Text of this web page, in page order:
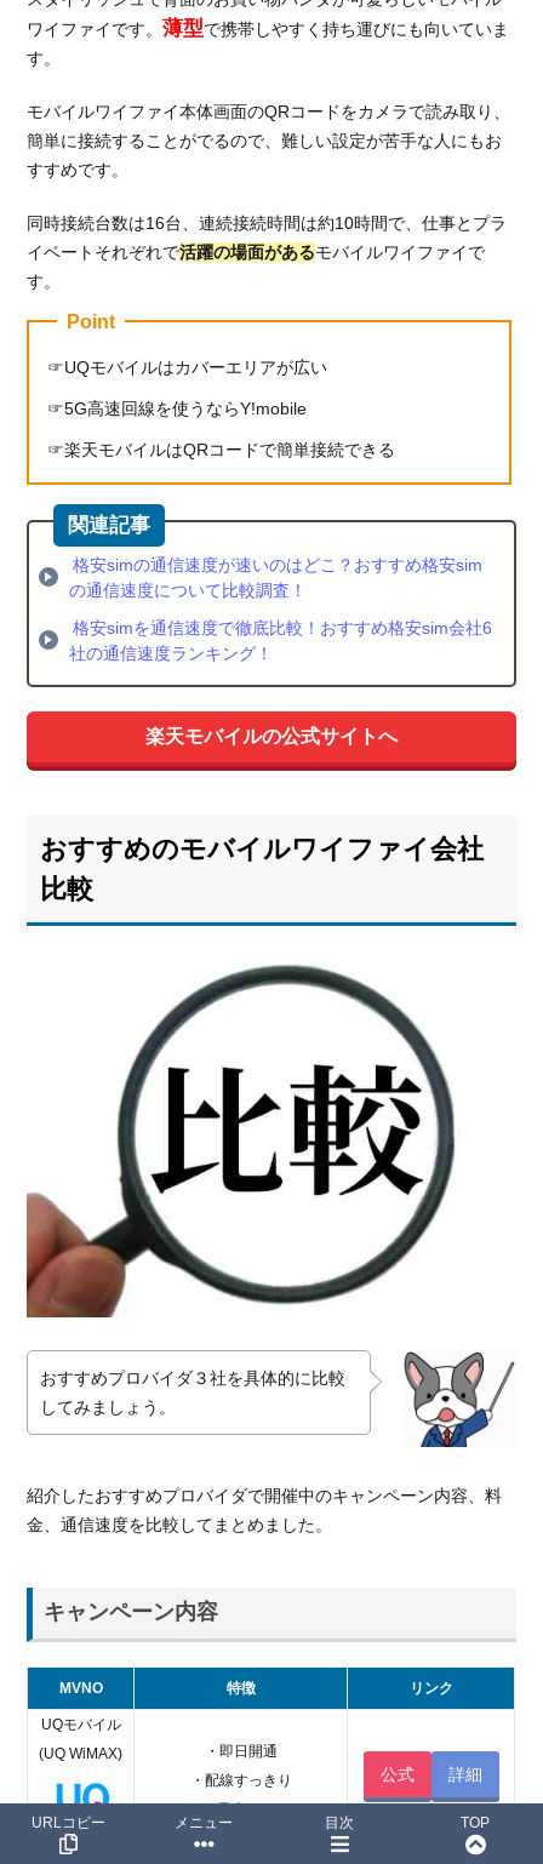
ワイファイです。薄型で携帯しやすく持ち運びにも向いていま
す。
モバイルワイファイ本体画面のQRコードをカメラで読み取り、
簡単に接続することがでるので、難しい設定が苦手な人にもお
すすめです。
同時接続台数は16台、連続接続時間は約10時間で、仕事とプラ
イベートそれぞれで活躍の場面があるモバイルワイファイで
す。
Point
UQモバイルはカバーエリアが広い
5G高速回線を使うならY!mobile
楽天モバイルはQRコードで簡単接続できる
格安simの通信速度が速いのはどこ？おすすめ格安sim
の通信速度について比較調査！
格安simを通信速度で徹底比較！おすすめ格安sim会社6
社の通信速度ランキング！
楽天モバイルの公式サイトへ
おすすめのモバイルワイファイ会社
比較
おすすめプロバイダ３社を具体的に比較
してみましょう。
紹介したおすすめプロバイダで開催中のキャンペーン内容、料
金、通信速度を比較してまとめました。
キャンペーン内容
MVNO 特徴 リンク
UQモバイル
(UQ WiMAX)
・即日開通
・配線すっきり
・下り最大440Mbps
公式 詳細
URLコピー メニュー 目次 TOP